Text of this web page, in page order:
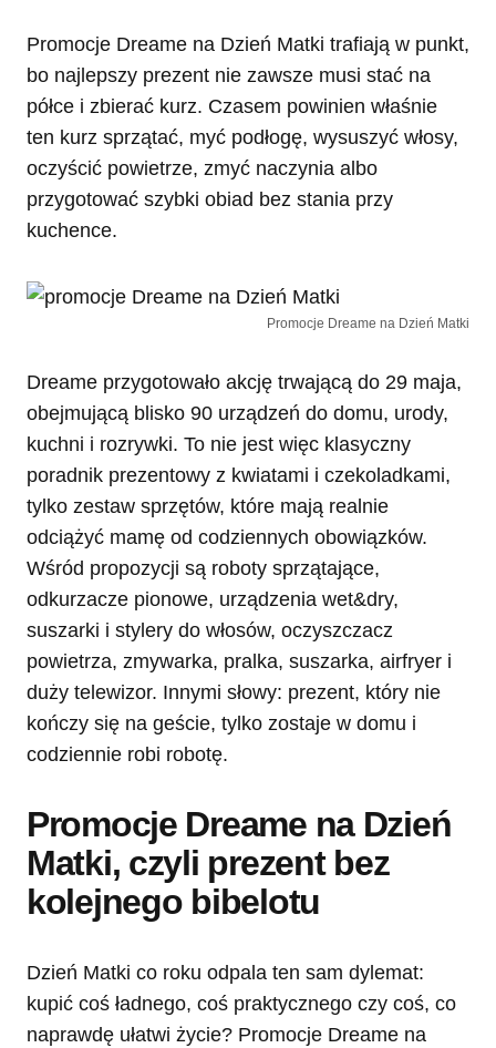
Promocje Dreame na Dzień Matki trafiają w punkt,
bo najlepszy prezent nie zawsze musi stać na
półce i zbierać kurz. Czasem powinien właśnie
ten kurz sprzątać, myć podłogę, wysuszyć włosy,
oczyścić powietrze, zmyć naczynia albo
przygotować szybki obiad bez stania przy
kuchence.
Promocje Dreame na Dzień Matki
Dreame przygotowało akcję trwającą do 29 maja,
obejmującą blisko 90 urządzeń do domu, urody,
kuchni i rozrywki. To nie jest więc klasyczny
poradnik prezentowy z kwiatami i czekoladkami,
tylko zestaw sprzętów, które mają realnie
odciążyć mamę od codziennych obowiązków.
Wśród propozycji są roboty sprzątające,
odkurzacze pionowe, urządzenia wet&dry,
suszarki i stylery do włosów, oczyszczacz
powietrza, zmywarka, pralka, suszarka, airfryer i
duży telewizor. Innymi słowy: prezent, który nie
kończy się na geście, tylko zostaje w domu i
codziennie robi robotę.
Promocje Dreame na Dzień
Matki, czyli prezent bez
kolejnego bibelotu
Dzień Matki co roku odpala ten sam dylemat:
kupić coś ładnego, coś praktycznego czy coś, co
naprawdę ułatwi życie? Promocje Dreame na